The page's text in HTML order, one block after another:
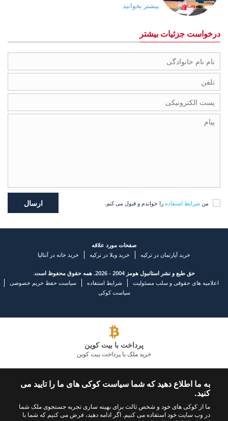
بیشتر بخوانید
درخواست جزئیات بیشتر
من شرایط استفاده را خواندم و قبول می کنم.
صفحات مورد علاقه
خرید آپارتمان در ترکیه
خرید ویلا در ترکیه خرید خانه در آنتالیا
حق طبع و نشر استانبول هومز 2004 - 2026. همه حقوق محفوظ است.
اعلامیه های حقوقی و سلب مسئولیت
شرایط استفاده
سیاست حفظ حریم خصوصی
سیاست کوکی
پرداخت با بیت کوین
خرید ملک با پرداخت بیت کوین
شرکت املاک و مستغلات پیشرو
با ما تماس بگیرید
+902423245494
به ما اطلاع دهید که شما سیاست کوکی های ما را تایید می
کنید.
ما از کوکی های خود و شخص ثالث برای بهینه سازی تجربه جستجوی ملک شما
در وب سایت خود استفاده می کنیم. اگر ادامه دهید، فرض می کنیم که شما با